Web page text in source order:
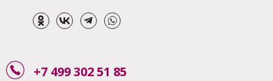
+7 499 302 51 85